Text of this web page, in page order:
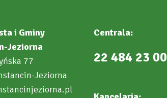
i Gminy
Jeziorna
77
Jeziorna
Centrala:
22 484 23 00